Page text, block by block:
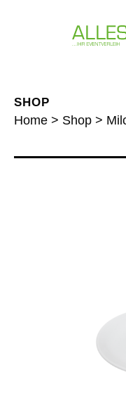
SHOP
Home > Shop >